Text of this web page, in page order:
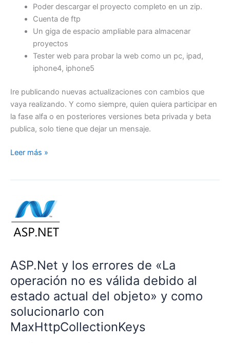
Poder descargar el proyecto completo en un zip.
Cuenta de ftp
Un giga de espacio ampliable para almacenar
proyectos
Tester web para probar la web como un pc, ipad,
iphone4, iphone5
Ire publicando nuevas actualizaciones con cambios que
vaya realizando. Y como siempre, quien quiera participar en
la fase alfa o en posteriores versiones beta privada y beta
publica, solo tiene que dejar un mensaje.
W2S
Leer más »
ASP.Net y los errores de «La
operación no es válida debido al
estado actual del objeto» y como
solucionarlo con
MaxHttpCollectionKeys